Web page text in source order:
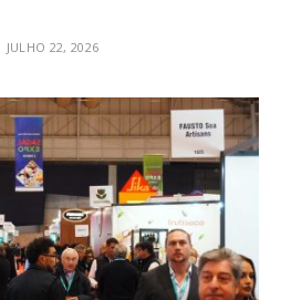
JULHO 22, 2026